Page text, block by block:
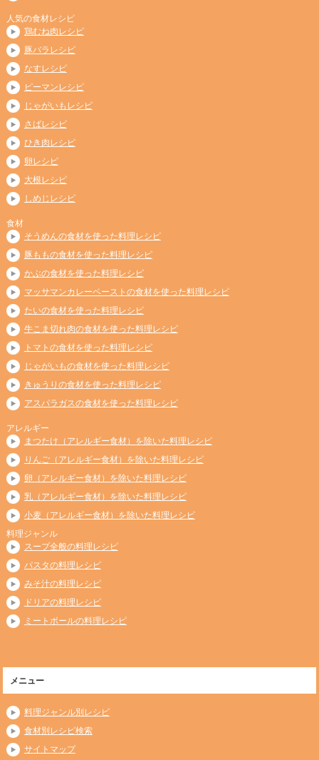
人気の食材レシピ
鶏むね肉レシピ
豚バラレシピ
なすレシピ
ピーマンレシピ
じゃがいもレシピ
さばレシピ
ひき肉レシピ
卵レシピ
大根レシピ
しめじレシピ
食材
そうめんの食材を使った料理レシピ
豚ももの食材を使った料理レシピ
かぶの食材を使った料理レシピ
マッサマンカレーペーストの食材を使った料理レシピ
たいの食材を使った料理レシピ
牛こま切れ肉の食材を使った料理レシピ
トマトの食材を使った料理レシピ
じゃがいもの食材を使った料理レシピ
きゅうりの食材を使った料理レシピ
アスパラガスの食材を使った料理レシピ
アレルギー
まつたけ（アレルギー食材）を除いた料理レシピ
りんご（アレルギー食材）を除いた料理レシピ
卵（アレルギー食材）を除いた料理レシピ
乳（アレルギー食材）を除いた料理レシピ
小麦（アレルギー食材）を除いた料理レシピ
料理ジャンル
スープ全般の料理レシピ
パスタの料理レシピ
みそ汁の料理レシピ
ドリアの料理レシピ
ミートボールの料理レシピ
メニュー
料理ジャンル別レシピ
食材別レシピ検索
サイトマップ